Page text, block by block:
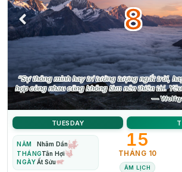
8
“Sự thông minh hay trí tưởng tượng ngất trời,
hợp cùng nhau cũng không làm nên thiên tài.
yêu thương, đó là linh hồn của một
—
TUESDAY
NĂM
Nhâm Dần
THÁNGTân Hợi
NGÀYẤt Sửu
15
THÁNG 10
ÂM LỊCH